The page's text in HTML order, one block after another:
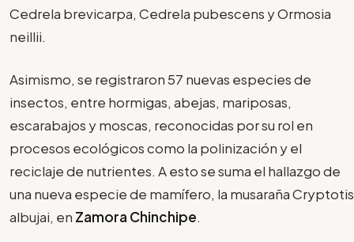
Cedrela brevicarpa, Cedrela pubescens y Ormosia
neillii.
Asimismo, se registraron 57 nuevas especies de
insectos, entre hormigas, abejas, mariposas,
escarabajos y moscas, reconocidas por su rol en
procesos ecológicos como la polinización y el
reciclaje de nutrientes. A esto se suma el hallazgo de
una nueva especie de mamífero, la musaraña Cryptotis
albujai, en Zamora Chinchipe.